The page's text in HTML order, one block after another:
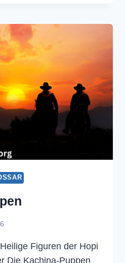
Figuren der Hopi
Die Kachina-Puppen